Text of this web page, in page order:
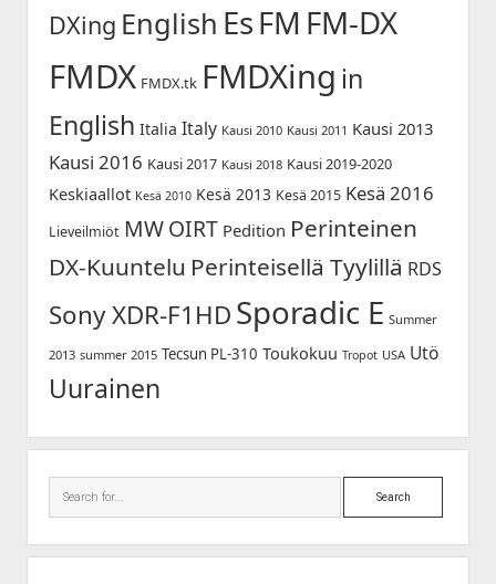
DXing English EsFM FM-DX
FMDX FMDX.tk FMDXing in
English Italia Italy Kausi 2010 Kausi 2011 Kausi 2013
Kausi 2016 Kausi 2017 Kausi 2018 Kausi 2019-2020
Keskiaallot Kesä 2010 Kesä 2013 Kesä 2015 Kesä 2016
Lieveilmiöt MW OIRT Pedition Perinteinen
DX-Kuuntelu Perinteisellä Tyylillä RDS
Sony XDR-F1HDSporadic E Summer
2013 summer 2015 Tecsun PL-310 Toukokuu Tropot USA Utö
Uurainen
Search